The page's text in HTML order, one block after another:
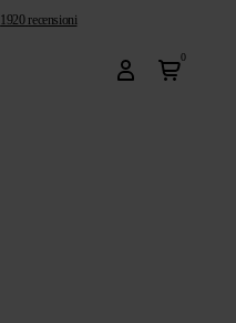
1920 recensioni
0